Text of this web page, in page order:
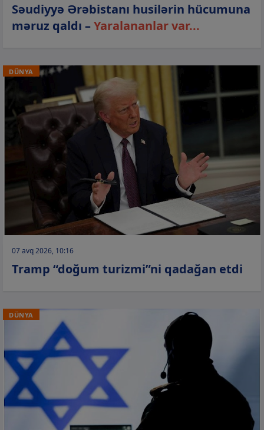
Səudiyyə Ərəbistanı husilərin hücumuna
məruz qaldı –Yaralananlar var...
DÜNYA
07 avq 2026, 10:16
Tramp “doğum turizmi”ni qadağan etdi
DÜNYA